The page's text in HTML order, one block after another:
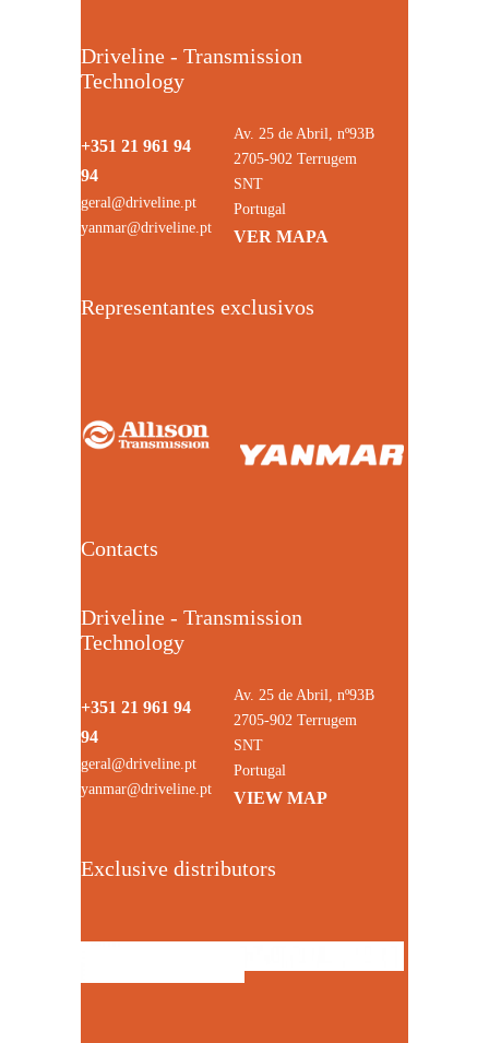
Driveline - Transmission
Technology
+351 21 961 94
94
geral@driveline.pt
yanmar@driveline.pt
Av. 25 de Abril, nº93B
2705-902 Terrugem
SNT
Portugal
VER MAPA
Representantes exclusivos
Contacts
Driveline - Transmission
Technology
+351 21 961 94
94
geral@driveline.pt
yanmar@driveline.pt
Av. 25 de Abril, nº93B
2705-902 Terrugem
SNT
Portugal
VIEW MAP
Exclusive distributors